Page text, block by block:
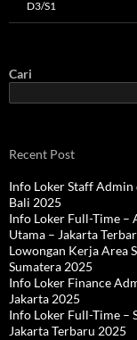
D3/S1
Cari
Recent Post
Info Loker Staff
Bali 2025
Info Loker Full-Time –
Utama – Jakarta
Lowongan Kerja Area
Sumatera 2025
Info Loker Finance
Jakarta 2025
Info Loker Full-Time –
Jakarta Terbaru 2025